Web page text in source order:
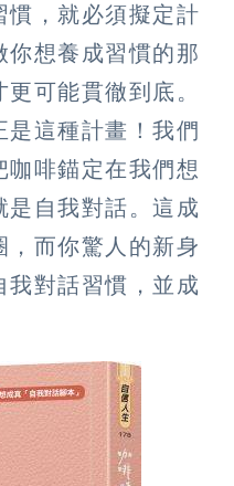
慣，就必須擬定計
你想養成習慣的那
可能貫徹到底。
是這種計畫！我們
啡錨定在我們想
是自我對話。這成
，而你驚人的新身
我對話習慣，並成